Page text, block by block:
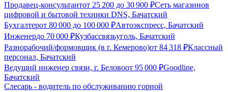
Продавец-консультантот 25 200 до 30 900 ₽Сеть магазинов
цифровой и бытовой техники DNS, Бачатский
Бухгалтерот 80 000 до 100 000 ₽Автоэкспресс, Бачатский
Инженердо 70 000 ₽Кузбассвязьуголь, Бачатский
Разнорабочий/формовщик (в г. Кемерово)от 84 318 ₽Классный
персонал, Бачатский
Ведущий инженер связи, г. Беловоот 95 000 ₽Goodline,
Бачатский
Слесарь - водитель по обслуживанию горной